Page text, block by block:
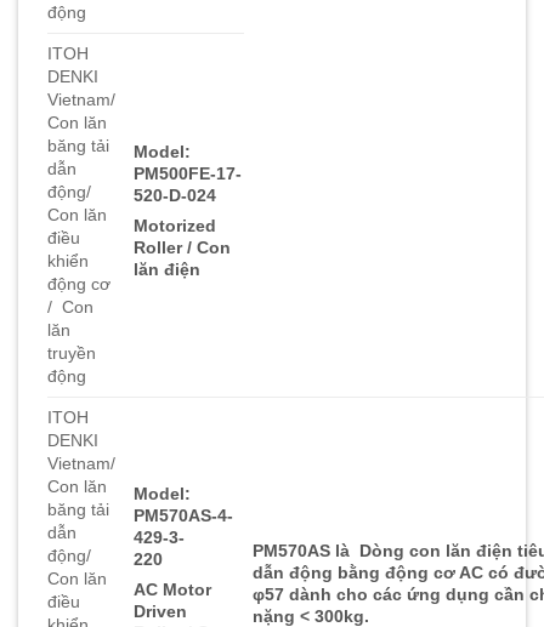
động
ITOH
DENKI
Vietnam/
Con lăn
băng tải
dẫn
động/
Con lăn
điều
khiển
động cơ
/ Con
lăn
truyền
động
Model:
PM500FE-17-
520-D-024
Motorized
Roller / Con
lăn điện
ITOH
DENKI
Vietnam/
Con lăn
băng tải
dẫn
động/
Con lăn
điều
Model:
PM570AS-4-
429-3-
220
AC Motor
Driven
PM570AS là Dòng con lăn điện
dẫn động bằng động cơ AC có
φ57 dành cho các ứng dụng cần
nặng < 300kg.